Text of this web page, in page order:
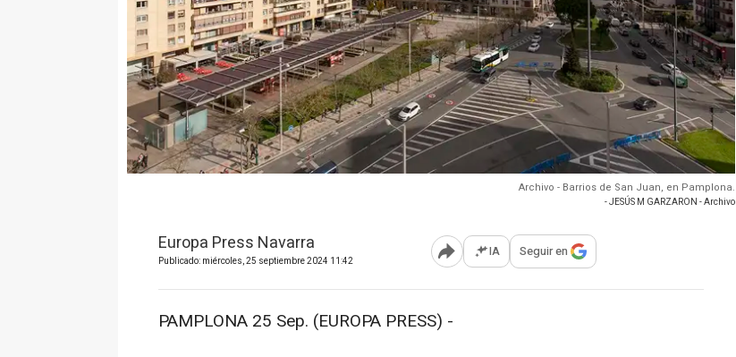
Archivo - Barrios de San Juan, en Pamplona.
- JESÚS M GARZARON - Archivo
Europa Press Navarra
Publicado: miércoles, 25 septiembre 2024 11:42 Abrir opciones para compartir
IA Seguir en
PAMPLONA 25 Sep. (EUROPA PRESS) -